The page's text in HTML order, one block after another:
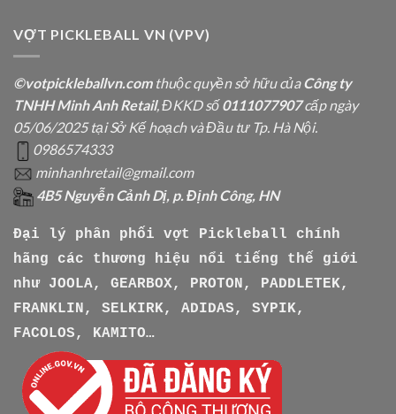
VỢT PICKLEBALL VN (VPV)
©votpickleballvn.comthuộc quyền sở hữu củaCông ty
TNHH Minh Anh Retail, ĐKKD số0111077907cấp ngày
05/06/2025 tại Sở Kế hoạch và Đầu tư Tp. Hà Nội.
0986574333
minhanhretail@gmail.com
4B5 Nguyễn Cảnh Dị, p. Định Công, HN
Đại lý phân phối vợt Pickleball chính
hãng các thương hiệu nổi tiếng thế giới
như
JOOLA, GEARBOX, PROTON, PADDLETEK,
FRANKLIN, SELKIRK, ADIDAS, SYPIK,
FACOLOS, KAMITO…